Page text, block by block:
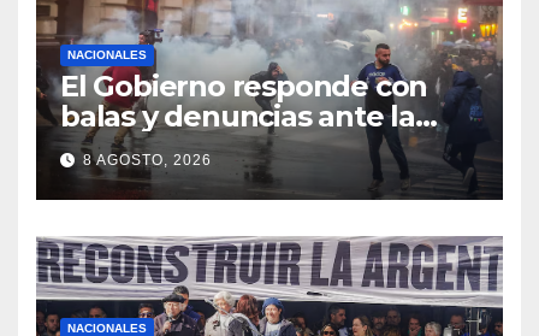
NACIONALES
El Gobierno responde con
balas y denuncias ante la
protesta
8 AGOSTO, 2026
NACIONALES